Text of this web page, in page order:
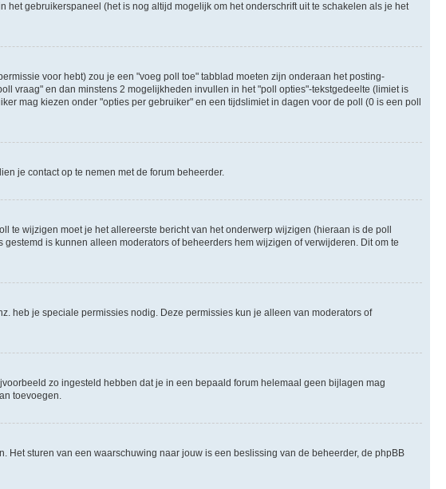
gebruikerspaneel (het is nog altijd mogelijk om het onderschrift uit te schakelen als je het
voor hebt) zou je een "voeg poll toe" tabblad moeten zijn onderaan het posting-
vraag" en dan minstens 2 mogelijkheden invullen in het "poll opties"-tekstgedeelte (limiet is
mag kiezen onder "opties per gebruiker" en een tijdslimiet in dagen voor de poll (0 is een poll
je contact op te nemen met de forum beheerder.
wijzigen moet je het allereerste bericht van het onderwerp wijzigen (hieraan is de poll
is kunnen alleen moderators of beheerders hem wijzigen of verwijderen. Dit om te
heb je speciale permissies nodig. Deze permissies kun je alleen van moderators of
zo ingesteld hebben dat je in een bepaald forum helemaal geen bijlagen mag
toevoegen.
sturen van een waarschuwing naar jouw is een beslissing van de beheerder, de phpBB